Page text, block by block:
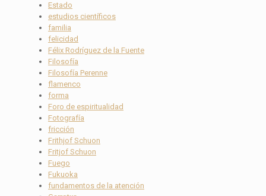
Estado
estudios científicos
familia
felicidad
Félix Rodríguez de la Fuente
Filosofía
Filosofía Perenne
flamenco
forma
Foro de espiritualidad
Fotografía
fricción
Frithjof Schuon
Fritjof Schuon
Fuego
Fukuoka
fundamentos de la atención